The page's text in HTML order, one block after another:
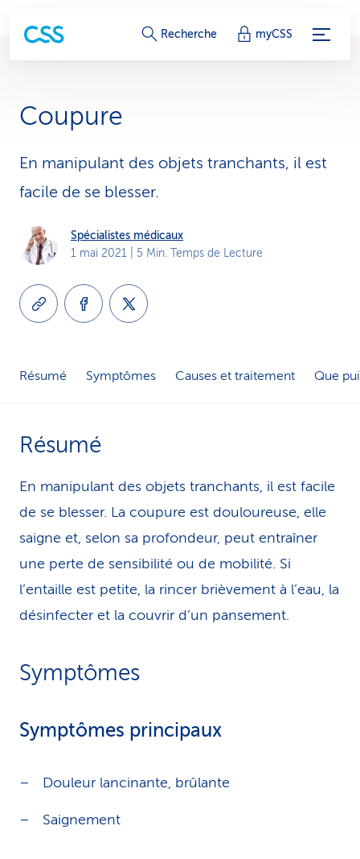
L
s
d
e
s
e
r
i
Recherche myCSS
Coupure
En manipulant des objets tranchants, il est
facile de se blesser.
Spécialistes médicaux
1 mai 2021 | 5 Min. Temps de Lecture
Résumé Symptômes Causes et traitement Que
Résumé
En manipulant des objets tranchants, il est facile
de se blesser. La coupure est douloureuse, elle
saigne et, selon sa profondeur, peut entraîner
une perte de sensibilité ou de mobilité. Si
l’entaille est petite, la rincer brièvement à l’eau, la
désinfecter et la couvrir d’un pansement.
Symptômes
Symptômes principaux
Douleur lancinante, brûlante
Saignement